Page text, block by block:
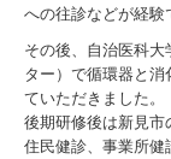
への往診などが経験
その後、自治医科
ター）で循環器と
ていただきました。
後期研修後は新見市
住民健診、事業所健